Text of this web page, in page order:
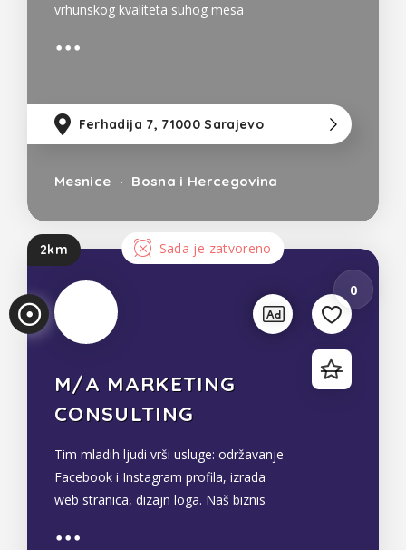
vrhunskog kvaliteta suhog mesa
Ferhadija 7, 71000 Sarajevo
Mesnice Bosna i Hercegovina
2km Sada je zatvoreno
0
M/A MARKETING
CONSULTING
Tim mladih ljudi vrši usluge: održavanje
Facebook i Instagram profila, izrada
web stranica, dizajn loga. Naš biznis
koje gradimo i unapređujemo kako